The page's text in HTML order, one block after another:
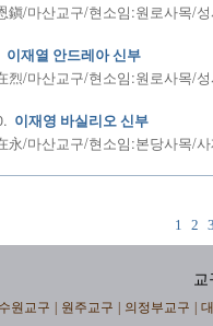
鎭/마산교구/현소임:원로사목/
이재열 안드레아 신부
烈/마산교구/현소임:원로사목/
이재영 바실리오 신부
永/마산교구/현소임:본당사목/
1 2
교
수원교구 원주교구 의정부교구